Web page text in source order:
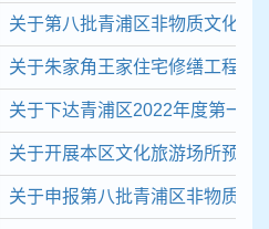
关于第八批青浦区非物质文化遗
关于朱家角王家住宅修缮工程设
关于下达青浦区2022年度第一批
关于开展本区文化旅游场所预防
关于申报第八批青浦区非物质文